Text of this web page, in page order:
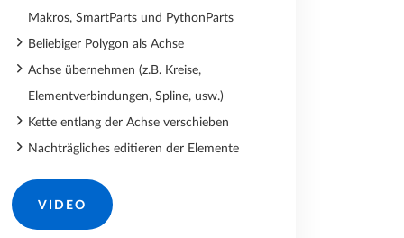
Makros, SmartParts und PythonParts
Beliebiger Polygon als Achse
Achse übernehmen (z.B. Kreise,
Elementverbindungen, Spline, usw.)
Kette entlang der Achse verschieben
Nachträgliches editieren der Elemente
VIDEO